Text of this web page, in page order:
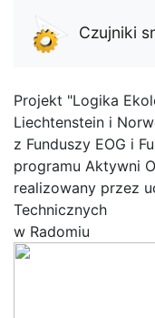
Czujniki
Projekt "Logika
Liechtenstein i
z Funduszy EOG i
programu Aktywni
realizowany przez
Technicznych
w Radomiu